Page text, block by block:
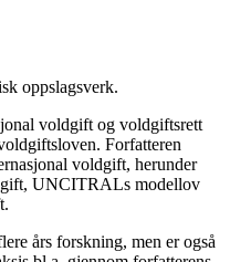
oppslagsverk.
voldgift og voldgiftsrett
Forfatteren
voldgift, herunder
UNCITRALs modellov
års forskning, men er også